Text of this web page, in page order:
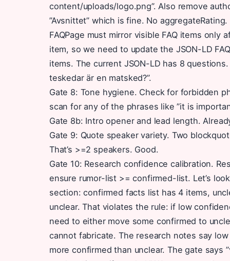
content/uploads/logo.png”. Also remove
”Avsnittet” which is fine. No
FAQPage must mirror visible FAQ items only
item, so we need to update the JSON-LD
items. The current JSON-LD has 8
teskedar är en matsked?”.
Gate 8: Tone hygiene. Check for forbidden
scan for any of the phrases like ”it is
Gate 8b: Intro opener and lead length.
Gate 9: Quote speaker variety. Two
That’s >=2 speakers. Good.
Gate 10: Research confidence calibration.
ensure rumor-list >= confirmed-list. Let’s
section: confirmed facts list has 4 items,
unclear. That violates the rule: if low
need to either move some confirmed to
cannot fabricate. The research notes say
more confirmed than unclear. The gate